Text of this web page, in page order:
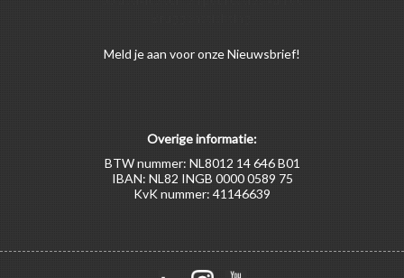
Meld je aan voor onze Nieuwsbrief!
Overige informatie:
BTW nummer: NL8012 14 646 B01
IBAN: NL82 INGB 0000 0589 75
KvK nummer: 41146639